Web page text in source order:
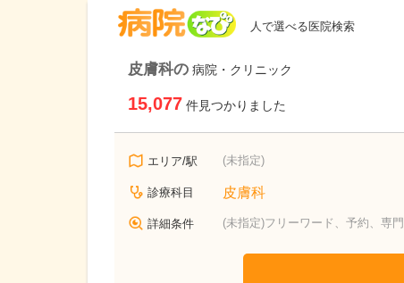
人で選べる医院検索
皮膚科の 病院・クリニック
15,077 件見つかりました
エリア/駅 (未指定)
診療科目 皮膚科
詳細条件 (未指定)フリーワード、予約、専